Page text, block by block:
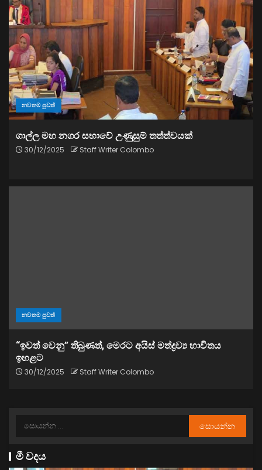
නවතම පුවත්
ගාල්ල මහ නගර සභාවේ උණුසුම් තත්ත්වයක්
30/12/2025 Staff Writer Colombo
නවතම පුවත්
“ඉවත් වෙනු” තිබුණත්, මෙරට අයිස් මත්ද්‍රව්‍ය භාවිතය
ඉහළට
30/12/2025 Staff Writer Colombo
මී වදය